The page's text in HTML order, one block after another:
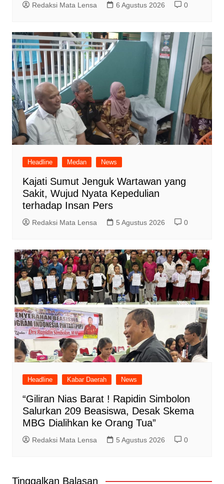
Redaksi Mata Lensa 6 Agustus 2026 0
Headline Medan News
Kajati Sumut Jenguk Wartawan yang
Sakit, Wujud Nyata Kepedulian
terhadap Insan Pers
Redaksi Mata Lensa 5 Agustus 2026 0
Headline Kabar Daerah News
“Giliran Nias Barat ! Rapidin Simbolon
Salurkan 209 Beasiswa, Desak Skema
MBG Dialihkan ke Orang Tua”
Redaksi Mata Lensa 5 Agustus 2026 0
Tinggalkan Balasan